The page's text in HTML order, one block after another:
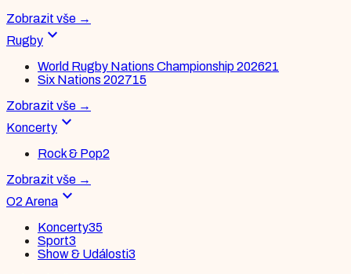
Zobrazit vše →
Rugby expand_more
World Rugby Nations Championship 202621
Six Nations 202715
Zobrazit vše →
Koncerty expand_more
Rock & Pop2
Zobrazit vše →
O2 Arena expand_more
Koncerty35
Sport3
Show & Události3